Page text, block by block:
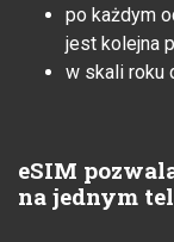
po każdym
jest kolejna
w skali roku
eSIM
na jednym